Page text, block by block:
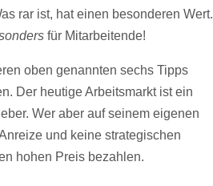
rar ist, hat einen besonderen Wert.
für Mitarbeitende!
oben genannten sechs Tipps
Der heutige Arbeitsmarkt ist ein
Wer aber auf seinem eigenen
und keine strategischen
hohen Preis bezahlen.